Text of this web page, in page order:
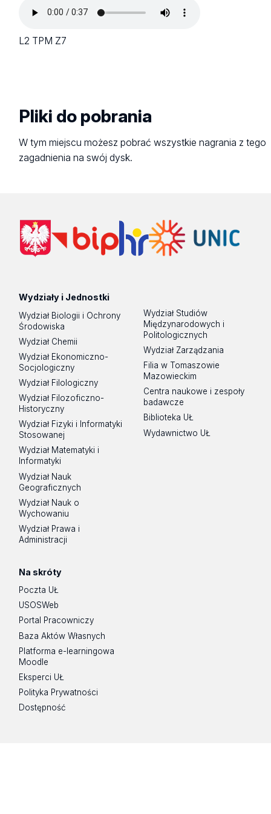
L2 TPM Z7
Pliki do pobrania
W tym miejscu możesz pobrać wszystkie nagrania z tego
zagadnienia na swój dysk.
Wydziały i Jednostki
Wydział Biologii i Ochrony
Środowiska
Wydział Chemii
Wydział Ekonomiczno-
Socjologiczny
Wydział Filologiczny
Wydział Filozoficzno-
Historyczny
Wydział Fizyki i Informatyki
Stosowanej
Wydział Matematyki i
Informatyki
Wydział Nauk
Geograficznych
Wydział Nauk o
Wychowaniu
Wydział Prawa i
Administracji
Wydział Studiów
Międzynarodowych i
Politologicznych
Wydział Zarządzania
Filia w Tomaszowie
Mazowieckim
Centra naukowe i zespoły
badawcze
Biblioteka UŁ
Wydawnictwo UŁ
Na skróty
Poczta UŁ
USOSWeb
Portal Pracowniczy
Baza Aktów Własnych
Platforma e-learningowa
Moodle
Eksperci UŁ
Polityka Prywatności
Dostępność